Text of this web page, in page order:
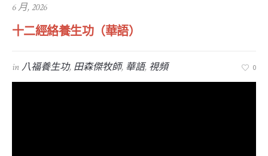
6 月, 2026
十二經絡養生功（華語）
in八福養生功, 田森傑牧師, 華語, 視頻 0